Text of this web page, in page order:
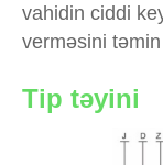
vahidin ciddi
verməsini
Tip təyini